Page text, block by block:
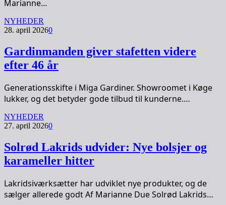
Marianne…
NYHEDER
28. april 20260
Gardinmanden giver stafetten videre
efter 46 år
Generationsskifte i Miga Gardiner. Showroomet i Køge
lukker, og det betyder gode tilbud til kunderne.…
NYHEDER
27. april 20260
Solrød Lakrids udvider: Nye bolsjer og
karameller hitter
Lakridsiværksætter har udviklet nye produkter, og de
sælger allerede godt Af Marianne Due Solrød Lakrids…